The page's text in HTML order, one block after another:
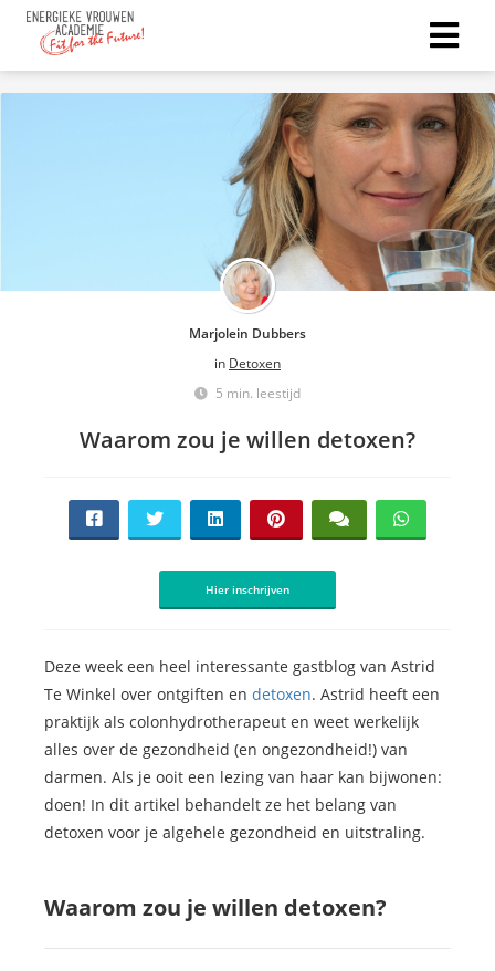
Marjolein Dubbers
in Detoxen
5 min. leestijd
Waarom zou je willen detoxen?
Hier inschrijven
Deze week een heel interessante gastblog van Astrid
Te Winkel over ontgiften en detoxen. Astrid heeft een
praktijk als colonhydrotherapeut en weet werkelijk
alles over de gezondheid (en ongezondheid!) van
darmen. Als je ooit een lezing van haar kan bijwonen:
doen! In dit artikel behandelt ze het belang van
detoxen voor je algehele gezondheid en uitstraling.
Waarom zou je willen detoxen?